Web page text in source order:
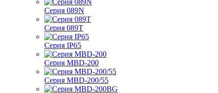
Серия 089N
Серия 089T
Серия IP65
Серия MBD-200
Серия MBD-200/55